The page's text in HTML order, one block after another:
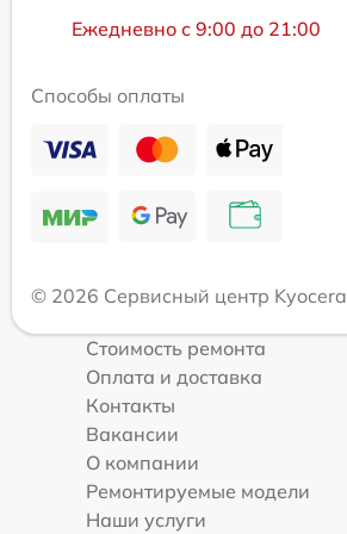
Ежедневно с 9:00 до 21:00
Способы оплаты
© 2026 Сервисный центр Kyocera
Стоимость ремонта
Оплата и доставка
Контакты
Вакансии
О компании
Ремонтируемые модели
Наши услуги